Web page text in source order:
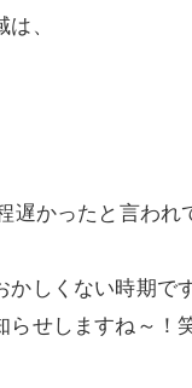
、
かったと言われ
しくない時期で
らせしますね～！